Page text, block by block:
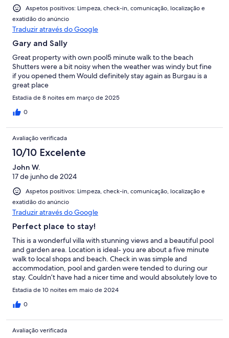
Aspetos positivos: Limpeza, check-in, comunicação, localização e
exatidão do anúncio
Traduzir através do Google
Gary and Sally
Great property with own pool5 minute walk to the beach
Shutters were a bit noisy when the weather was windy but fine
if you opened them Would definitely stay again as Burgau is a
great place
Estadia de 8 noites em março de 2025
0
Avaliação verificada
10/10 Excelente
John W.
17 de junho de 2024
Aspetos positivos: Limpeza, check-in, comunicação, localização e
exatidão do anúncio
Traduzir através do Google
Perfect place to stay!
This is a wonderful villa with stunning views and a beautiful pool
and garden area. Location is ideal- you are about a five minute
walk to local shops and beach. Check in was simple and
accommodation, pool and garden were tended to during our
stay. Couldn’t have had a nicer time and would absolutely love to
go back! Pool club next door does have live music but it
Estadia de 10 noites em maio de 2024
0
Avaliação verificada